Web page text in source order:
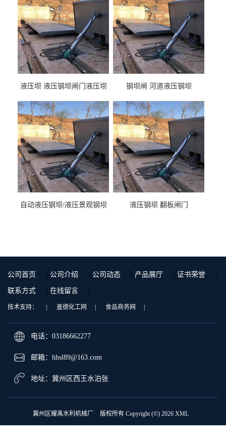
液压坝 液压钢坝闸门液压坝
钢坝闸 河道液压钢坝
自动液压钢坝/液压景观钢坝 液压钢坝 翻板闸门
公司首页 公司介绍 公司动态 产品展厅 证书荣誉
联系方式 在线留言
技术支持： 盖德化工网 食品商务网
电话：03186662277
邮箱：hhsl89@163.com
地址：冀州区西王水泊张
冀州区耀禹水利机械厂 版权所有 Copyright (©) 2026 XML